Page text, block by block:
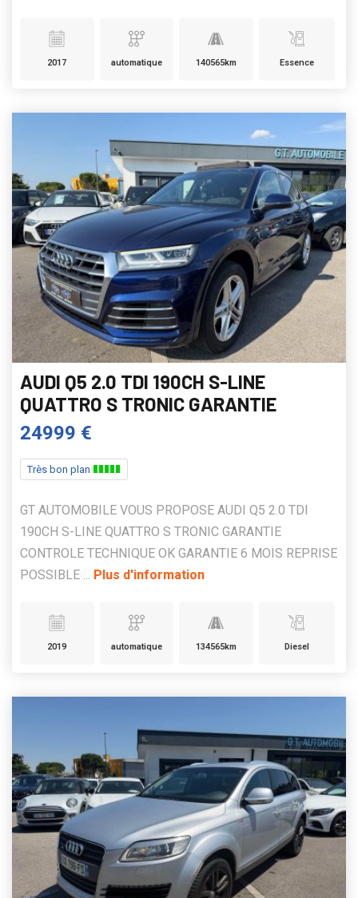
2017 automatique 140565km Essence
AUDI Q5 2.0 TDI 190CH S-LINE
QUATTRO S TRONIC GARANTIE
24999 €
Très bon plan
GT AUTOMOBILE VOUS PROPOSE AUDI Q5 2.0 TDI
190CH S-LINE QUATTRO S TRONIC GARANTIE
CONTROLE TECHNIQUE OK GARANTIE 6 MOIS REPRISE
POSSIBLE ... Plus d'information
2019 automatique 134565km Diesel